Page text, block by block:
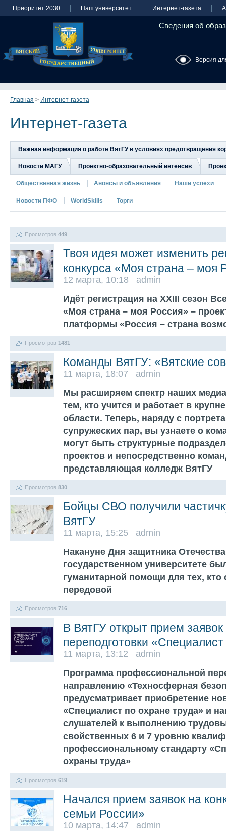
Приоритет 2030 Наш университет Интернет-газета
Сведения об
Версия
Главная > Интернет-газета
Интернет-газета
Важная информация о работе ВятГУ в условиях предотвращения
Новости МАГУ Проектно-образовательный интенсив
Общественная жизнь Анонсы и объявления Наши успехи
Новости ПФО WorldSkills Торги
Просмотров 449
Твоя идея может изменить
конкурса «Моя страна – моя
12 марта, 10:18 admin
Идёт регистрация на XXIII сезон
«Моя страна – моя Россия» –
платформы «Россия – страна
Просмотров 1481
Команды ВятГУ: «Вятские
11 марта, 18:07 admin
Мы расширяем спектр наших
тем, кто учится и работает в
области. Теперь, наряду с
супружеских пар, вы узнаете о
могут быть структурные
проектов и непосредственно
представляющая колледж ВятГУ
Просмотров 830
Бойцы СВО получили
ВятГУ
11 марта, 15:25 admin
Накануне Дня защитника
государственном университете
гуманитарной помощи для тех, кто
передовой
Просмотров 716
В ВятГУ открыт прием
переподготовки
11 марта, 13:12 admin
Программа профессиональной
направлению «Техносферная
предусматривает приобретение
«Специалист по охране труда» и
слушателей к выполнению
свойственных 6 и 7 уровню
профессиональному стандарту
охраны труда»
Просмотров 619
Начался прием заявок на
семьи России»
10 марта, 14:47 admin